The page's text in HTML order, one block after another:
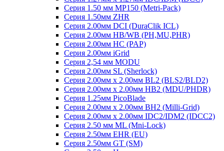
Серия 1.50 мм MP150 (Metri-Pack)
Серия 1.50мм ZHR
Серия 2.00мм DCI (DuraClik ICL)
Серия 2.00мм HB/WB (PH,MU,PHR)
Серия 2.00мм HC (PAP)
Серия 2.00мм iGrid
Серия 2,54 мм MODU
Серия 2.00мм SL (Sherlock)
Серия 2.00мм x 2.00мм BL2 (BLS2/BLD2)
Серия 2.00мм x 2.00мм HB2 (MDU/PHDR)
Серия 1.25мм PicoBlade
Серия 2.00мм х 2.00мм BH2 (Milli-Grid)
Серия 2.00мм х 2.00мм IDC2/IDM2 (IDCC2)
Серия 2.50 мм ML (Mni-Lock)
Серия 2.50мм EHR (EU)
Серия 2.50мм GT (SM)